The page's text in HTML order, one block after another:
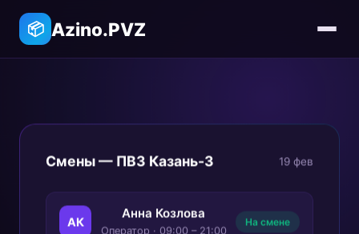
📦 Azino.PVZ
Смены — ПВЗ Казань-3 19 фев
АК
Анна Козлова
Оператор · 09:00 – 21:00
На смене